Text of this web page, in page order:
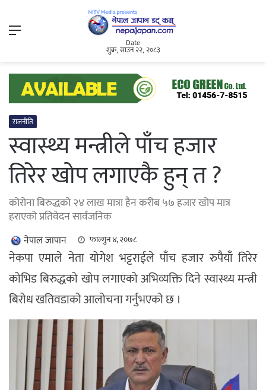
Menu
Date
शुक्र, साउन २२, २०८३
राजनीति
स्वास्थ्य मन्त्रीले पाँच हजार
तिरेर खोप लगाएकै हुन् त ?
कोरोना बिरुद्धको २४ लाख मात्रा हैन करीब ५७ हजार खोप मात्र
हराएको प्रतिवेदन सार्वजनिक
नेपाल जापान फाल्गुन ४, २०७८
नेकपा एमाले नेता योगेश भट्टराईले पाँच हजार रुपैयाँ तिरेर
कोभिड बिरुद्धको खोप लगाएको अभिव्यक्ति दिने स्वास्थ्य मन्त्री
बिरोध खतिवडाको आलोचना गर्नुभएको छ ।